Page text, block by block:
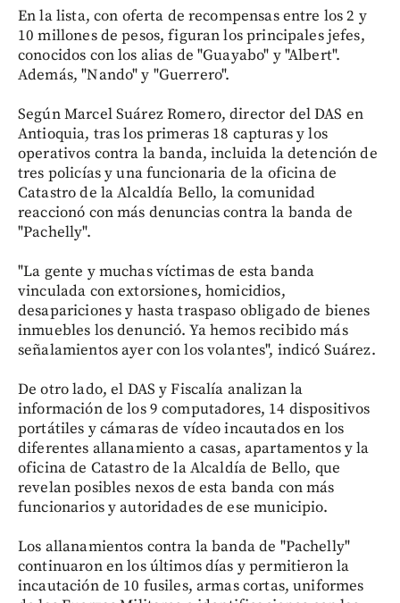
En la lista, con oferta de recompensas entre los 2 y
10 millones de pesos, figuran los principales jefes,
conocidos con los alias de "Guayabo" y "Albert".
Además, "Nando" y "Guerrero".
Según Marcel Suárez Romero, director del DAS en
Antioquia, tras los primeras 18 capturas y los
operativos contra la banda, incluida la detención de
tres policías y una funcionaria de la oficina de
Catastro de la Alcaldía Bello, la comunidad
reaccionó con más denuncias contra la banda de
"Pachelly".
"La gente y muchas víctimas de esta banda
vinculada con extorsiones, homicidios,
desapariciones y hasta traspaso obligado de bienes
inmuebles los denunció. Ya hemos recibido más
señalamientos ayer con los volantes", indicó Suárez.
De otro lado, el DAS y Fiscalía analizan la
información de los 9 computadores, 14 dispositivos
portátiles y cámaras de vídeo incautados en los
diferentes allanamiento a casas, apartamentos y la
oficina de Catastro de la Alcaldía de Bello, que
revelan posibles nexos de esta banda con más
funcionarios y autoridades de ese municipio.
Los allanamientos contra la banda de "Pachelly"
continuaron en los últimos días y permitieron la
incautación de 10 fusiles, armas cortas, uniformes